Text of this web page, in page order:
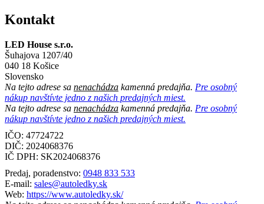
Kontakt
LED House s.r.o.
Šuhajova 1207/40
040 18 Košice
Slovensko
Na tejto adrese sa nenachádza kamenná predajňa. Pre osobný
nákup navštívte jedno z našich predajných miest.
Na tejto adrese sa nenachádza kamenná predajňa. Pre osobný
nákup navštívte jedno z našich predajných miest.
IČO: 47724722
DIČ: 2024068376
IČ DPH: SK2024068376
Predaj, poradenstvo: 0948 833 533
E-mail: sales@autoledky.sk
Web: https://www.autoledky.sk/